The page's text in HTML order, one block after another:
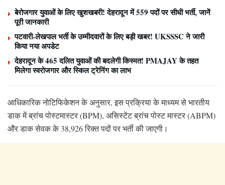
बेरोजगार युवाओं के लिए खुशखबरी! देहरादून में 559 पदों पर सीधी भर्ती, जानें
पूरी जानकारी
पटवारी-लेखपाल भर्ती के उम्मीदवारों के लिए बड़ी खबर! UKSSSC ने जारी
किया नया अपडेट
देहरादून के 465 दलित युवाओं की बदलेगी किस्मत! PMAJAY के तहत
मिलेगा स्वरोजगार और स्किल ट्रेनिंग का लाभ
आधिकारिक नोटिफिकेशन के अनुसार, इस प्रक्रिया के माध्यम से भारतीय
डाक में ब्रांच पोस्टमास्टर (BPM), असिस्टेंट ब्रांच पोस्ट मास्टर (ABPM)
और डाक सेवक के 38,926 रिक्त पदों पर भर्ती की जाएगी।